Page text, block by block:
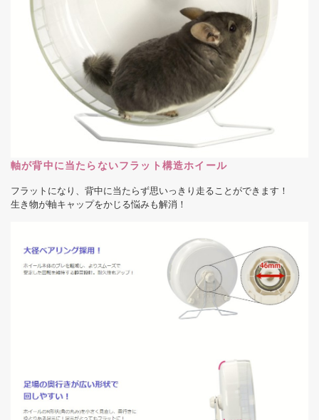
軸が背中に当たらないフラット構造ホイール
フラットになり、背中に当たらず思いっきり走ることができます！
生き物が軸キャップをかじる悩みも解消！